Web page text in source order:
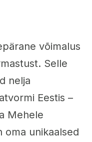
võimalus
Selle
nelja
Eestis –
Mehele
oma unikaalsed